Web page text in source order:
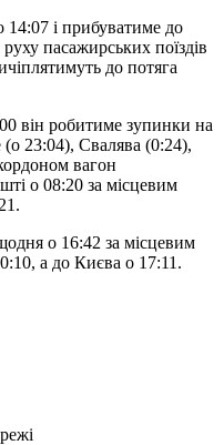
14:07 і прибуватиме до
пасажирських поїздів
до потяга
він робитиме зупинки на
23:04), Свалява (0:24),
вагон
о 08:20 за місцевим
о 16:42 за місцевим
а до Києва о 17:11.